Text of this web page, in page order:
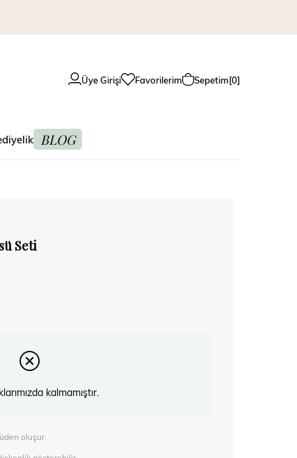
Üye Girişi Favorilerim Sepetim 0
BLOG
Seti
kalmamıştır.
oluşur.